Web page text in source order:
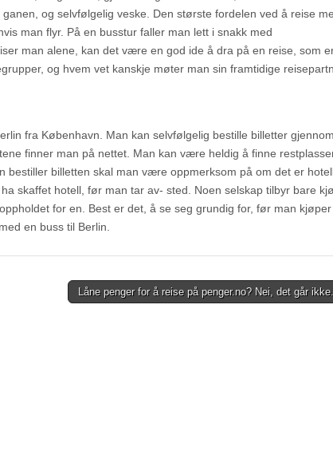
og selvfølgelig veske. Den største fordelen ved å reise
man flyr. På en busstur faller man lett i snakk med
man alene, kan det være en god ide å dra på en reise, som
og hvem vet kanskje møter man sin framtidige
fra København. Man kan selvfølgelig bestille billetter gjennom
finner man på nettet. Man kan være heldig å finne
bestiller billetten skal man være oppmerksom på om det er
skaffet hotell, før man tar av- sted. Noen selskap tilbyr bare
for en. Best er det, å se seg grundig for, før man kjøper
en buss til Berlin.
Låne penger for å reise på penger.no? Nei, det går